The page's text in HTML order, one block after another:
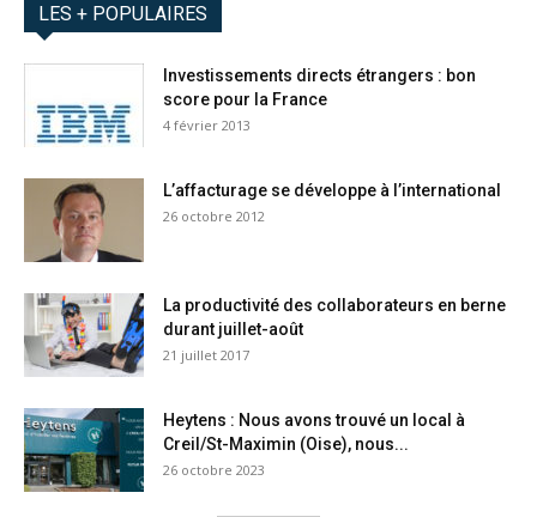
LES + POPULAIRES
Investissements directs étrangers : bon
score pour la France
4 février 2013
L’affacturage se développe à l’international
26 octobre 2012
La productivité des collaborateurs en berne
durant juillet-août
21 juillet 2017
Heytens : Nous avons trouvé un local à
Creil/St-Maximin (Oise), nous...
26 octobre 2023